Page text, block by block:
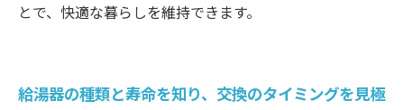
とで、快適な暮らしを維持できます。
給湯器の種類と寿命を知り、交換のタイミングを見極